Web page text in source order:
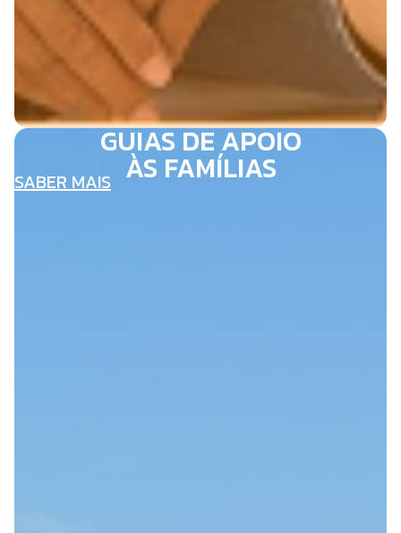
GUIAS DE APOIO
ÀS FAMÍLIAS
SABER MAIS